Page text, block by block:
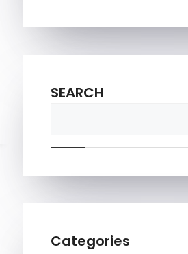
SEARCH
Categories